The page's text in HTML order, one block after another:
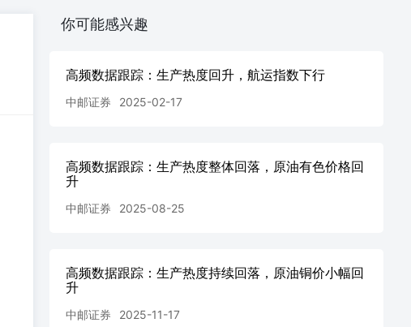
你可能感兴趣
高频数据跟踪：生产热度回升，航运指数下行
中邮证券 2025-02-17
高频数据跟踪：生产热度整体回落，原油有色价格回
升
中邮证券 2025-08-25
高频数据跟踪：生产热度持续回落，原油铜价小幅回
升
中邮证券 2025-11-17